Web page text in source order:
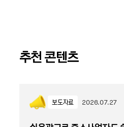
추천 콘텐츠
보도자료 2026.07.27